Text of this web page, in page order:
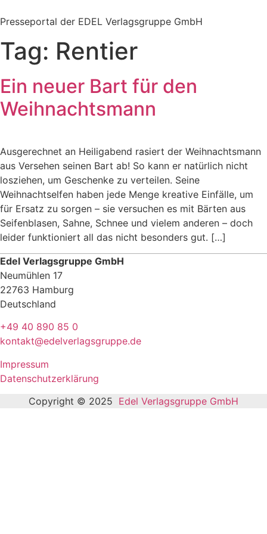
Inhalt
Presseportal der EDEL Verlagsgruppe GmbH
Tag: Rentier
Ein neuer Bart für den
Weihnachtsmann
Ausgerechnet an Heiligabend rasiert der Weihnachtsmann
aus Versehen seinen Bart ab! So kann er natürlich nicht
losziehen, um Geschenke zu verteilen. Seine
Weihnachtselfen haben jede Menge kreative Einfälle, um
für Ersatz zu sorgen – sie versuchen es mit Bärten aus
Seifenblasen, Sahne, Schnee und vielem anderen – doch
leider funktioniert all das nicht besonders gut. […]
Edel Verlagsgruppe GmbH
Neumühlen 17
22763 Hamburg
Deutschland
+49 40 890 85 0
kontakt@edelverlagsgruppe.de
Impressum
Datenschutzerklärung
Copyright © 2025 Edel Verlagsgruppe GmbH